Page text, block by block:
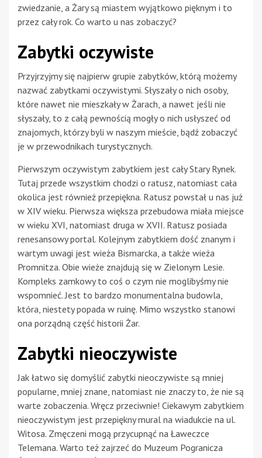
zwiedzanie, a Żary są miastem wyjątkowo pięknym i to
przez cały rok. Co warto u nas zobaczyć?
Zabytki oczywiste
Przyjrzyjmy się najpierw grupie zabytków, którą możemy
nazwać zabytkami oczywistymi. Słyszały o nich osoby,
które nawet nie mieszkały w Żarach, a nawet jeśli nie
słyszały, to z całą pewnością mogły o nich usłyszeć od
znajomych, którzy byli w naszym mieście, bądź zobaczyć
je w przewodnikach turystycznych.
Pierwszym oczywistym zabytkiem jest cały Stary Rynek.
Tutaj przede wszystkim chodzi o ratusz, natomiast cała
okolica jest również przepiękna. Ratusz powstał u nas już
w XIV wieku. Pierwsza większa przebudowa miała miejsce
w wieku XVI, natomiast druga w XVII. Ratusz posiada
renesansowy portal. Kolejnym zabytkiem dość znanym i
wartym uwagi jest wieża Bismarcka, a także wieża
Promnitza. Obie wieże znajdują się w Zielonym Lesie.
Kompleks zamkowy to coś o czym nie moglibyśmy nie
wspomnieć. Jest to bardzo monumentalna budowla,
która, niestety popada w ruinę. Mimo wszystko stanowi
ona porządną część historii Żar.
Zabytki nieoczywiste
Jak łatwo się domyślić zabytki nieoczywiste są mniej
popularne, mniej znane, natomiast nie znaczy to, że nie są
warte zobaczenia. Wręcz przeciwnie! Ciekawym zabytkiem
nieoczywistym jest przepiękny mural na wiadukcie na ul.
Witosa. Zmęczeni mogą przycupnąć na Ławeczce
Telemana. Warto też zajrzeć do Muzeum Pogranicza